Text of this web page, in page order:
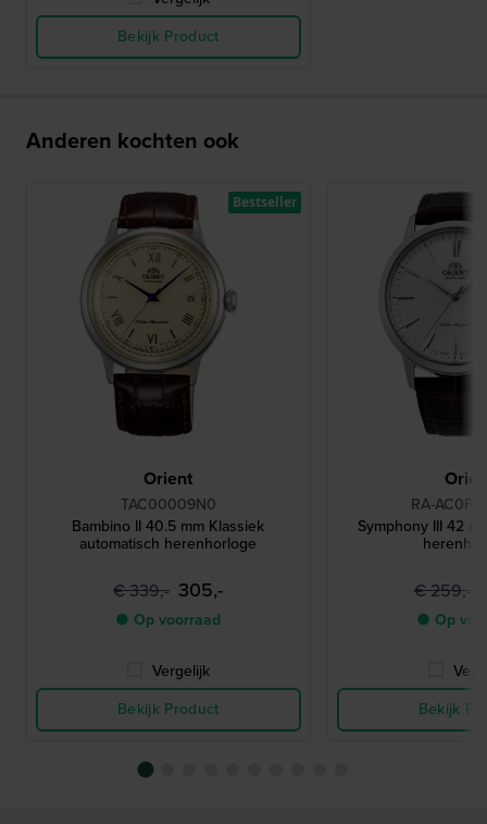
Bekijk Product
Anderen kochten ook
Orient
TAC00009N0
Bambino II 40.5 mm Klassiek
automatisch herenhorloge
€ 339,- 305,-
● Op voorraad
Vergelijk
Bekijk Product
Bestseller
RA-
Symphony III 42
€ 259,-
● Op
Bekijk